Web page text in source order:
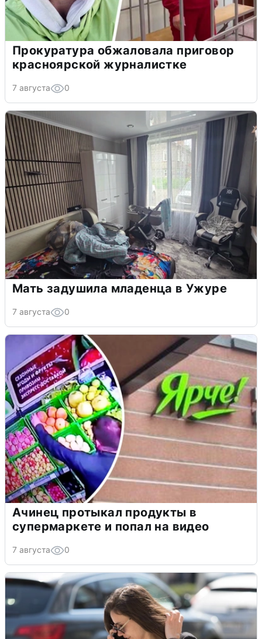
Прокуратура обжаловала приговор
красноярской журналистке
7 августа 0
Мать задушила младенца в Ужуре
7 августа 0
Ачинец протыкал продукты в
супермаркете и попал на видео
7 августа 0